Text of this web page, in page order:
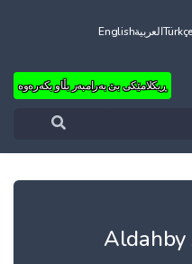
TürkçeالعربيةEnglish
ڕیکلامێکی بێ بەرامبەر بڵاو بکەرەوە